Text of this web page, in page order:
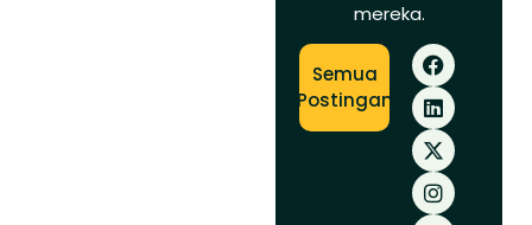
mereka.
Semua
Postingan